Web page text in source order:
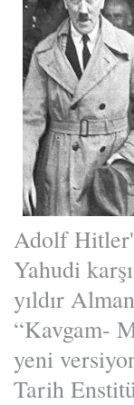
Adolf
Yahudi
yıldır
“Kavgam-
yeni
Tarih